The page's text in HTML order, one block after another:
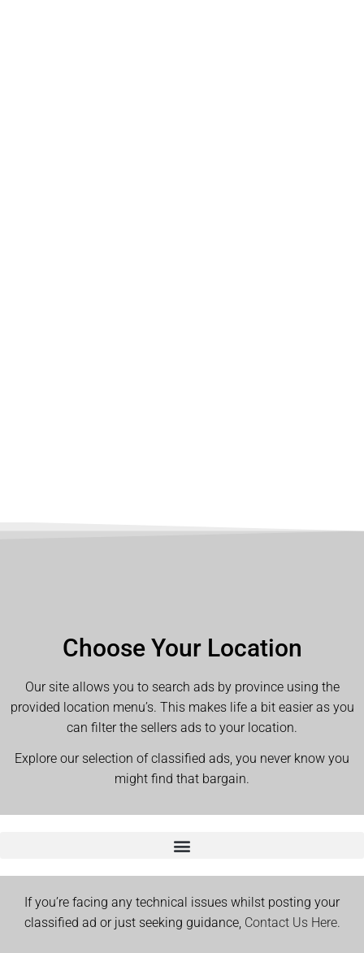
Choose Your Location
Our site allows you to search ads by province using the
provided location menu’s. This makes life a bit easier as you
can filter the sellers ads to your location.
Explore our selection of classified ads, you never know you
might find that bargain.
If you’re facing any technical issues whilst posting your
classified ad or just seeking guidance, Contact Us Here.